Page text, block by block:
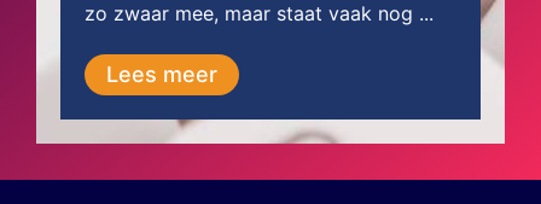
zo zwaar mee, maar staat vaak nog ...
Lees meer